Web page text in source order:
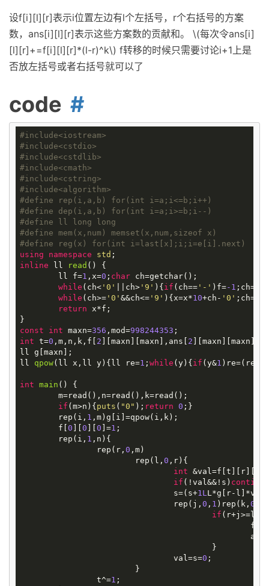
设f[i][l][r]表示i位置左边有l个左括号，r个右括号的方案
数，ans[i][l][r]表示这些方案数的贡献和。 \(每次令ans[i]
[l][r]+=f[i][l][r]*(l-r)^k\) f转移的时候只需要讨论i+1上是
否放左括号或者右括号就可以了
code
#include<iostream>
#include<cstdio>
#include<cstdlib>
#include<cmath>
#include<cstring>
#include<algorithm>
#define rep(i,a,b) for(int i=a;i<=b;i++)
#define dep(i,a,b) for(int i=a;i>=b;i--)
#define ll long long
#define mem(x,num) memset(x,num,sizeof x)
#define reg(x) for(int i=last[x];i;i=e[i].next)
using
namespace std
inline ll read ()
{
	ll f=
1 ,x=0 ; char ch=getchar();
while (ch<'0' ||ch>'9' ){ if (ch=='-' )f=-1
while (ch>='0' &&ch<='9' ){x=x*10+ch- '0'
return x*f;
const
int maxn=356 ,mod=998244353
int t=0 ,m,n,k,f[ 2 ][maxn][maxn],ans[ 2 ][maxn][maxn];
ll qpow(ll x,ll y) {ll re=1 ; while (y){ if (y&1
int main ()
{
if (m>n){ puts ( "0" ); return 0 ;}
	rep(i,
1 ,m)g[i]=qpow(i,k);
	f[
0 0 0 ]=1 ;
	rep(i,
1 ,n){
		rep(r,
0 ,m)
			rep(l,
0 ,r){
int
if (!val&&!s) continue
				s=(s+
1LL*g[r-
				rep(j,
0 , 1 )rep(k, 0
if
						f[t^
				val=s=
0 ;
		t^=
1 ;